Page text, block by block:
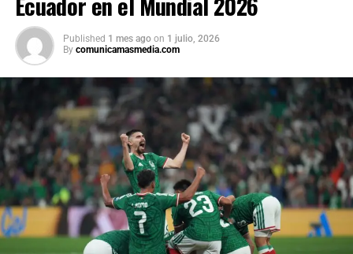
Published 1 mes ago on 1 julio, 2026
By comunicamasmedia.com